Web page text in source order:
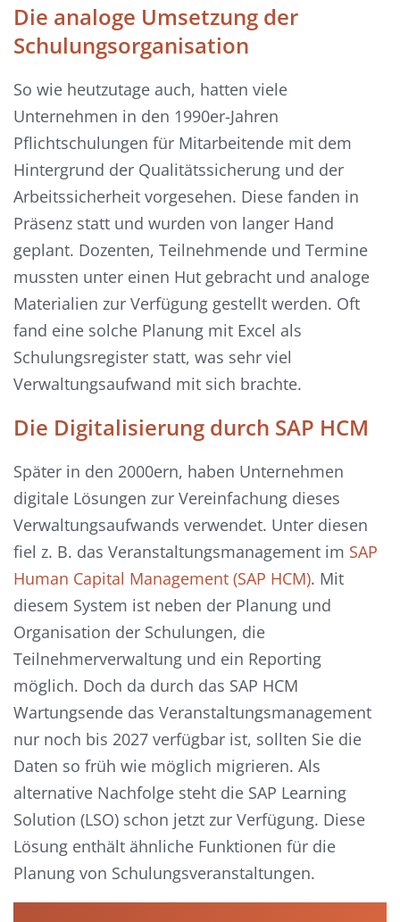
Die analoge Umsetzung der
Schulungsorganisation
So wie heutzutage auch, hatten viele
Unternehmen in den 1990er-Jahren
Pflichtschulungen für Mitarbeitende mit dem
Hintergrund der Qualitätssicherung und der
Arbeitssicherheit vorgesehen. Diese fanden in
Präsenz statt und wurden von langer Hand
geplant. Dozenten, Teilnehmende und Termine
mussten unter einen Hut gebracht und analoge
Materialien zur Verfügung gestellt werden. Oft
fand eine solche Planung mit Excel als
Schulungsregister statt, was sehr viel
Verwaltungsaufwand mit sich brachte.
Die Digitalisierung durch SAP HCM
Später in den 2000ern, haben Unternehmen
digitale Lösungen zur Vereinfachung dieses
Verwaltungsaufwands verwendet. Unter diesen
fiel z. B. das Veranstaltungsmanagement im SAP
Human Capital Management (SAP HCM). Mit
diesem System ist neben der Planung und
Organisation der Schulungen, die
Teilnehmerverwaltung und ein Reporting
möglich. Doch da durch das SAP HCM
Wartungsende das Veranstaltungsmanagement
nur noch bis 2027 verfügbar ist, sollten Sie die
Daten so früh wie möglich migrieren. Als
alternative Nachfolge steht die SAP Learning
Solution (LSO) schon jetzt zur Verfügung. Diese
Lösung enthält ähnliche Funktionen für die
Planung von Schulungsveranstaltungen.